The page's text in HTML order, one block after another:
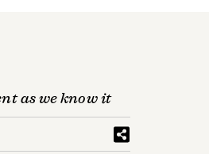
as we know it